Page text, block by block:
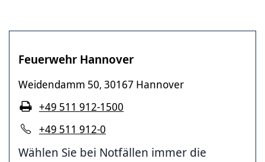
Feuerwehr Hannover
Weidendamm 50, 30167 Hannover
+49 511 912-0
+49 511 912-1500
Wählen Sie bei Notfällen immer die